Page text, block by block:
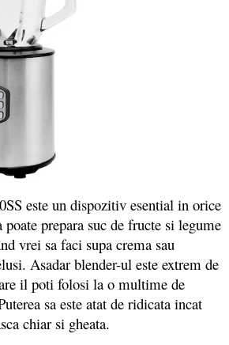
este un dispozitiv esential in orice
prepara suc de fructe si legume
vrei sa faci supa crema sau
Asadar blender-ul este extrem de
il poti folosi la o multime de
sa este atat de ridicata incat
chiar si gheata.